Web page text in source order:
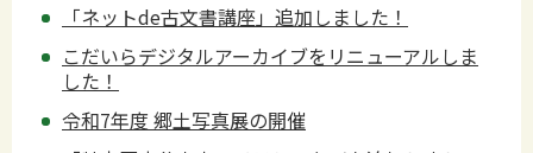
「ネットde古文書講座」追加しました！
こだいらデジタルアーカイブをリニューアルしま
した！
令和7年度 郷土写真展の開催